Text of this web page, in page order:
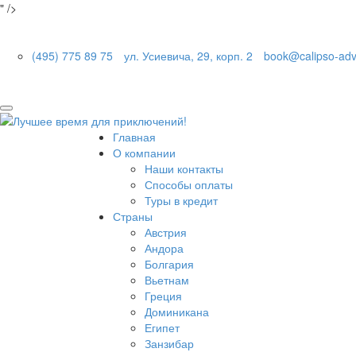
" />
(495) 775 89 75 ул. Усиевича, 29, корп. 2 book@calipso-
Главная
О компании
Наши контакты
Способы оплаты
Туры в кредит
Страны
Австрия
Андора
Болгария
Вьетнам
Греция
Доминикана
Египет
Занзибар